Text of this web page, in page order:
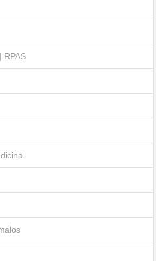
RPAS